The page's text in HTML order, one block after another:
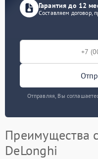
Гарантия до 12
Составляем договор,
Отправляя, Вы
Преимущества
DeLonghi